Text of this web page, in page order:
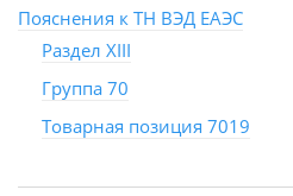
Пояснения к ТН ВЭД ЕАЭС
Раздел XIII
Группа 70
Товарная позиция 7019